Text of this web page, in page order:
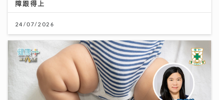
障跟得上
24/07/2026